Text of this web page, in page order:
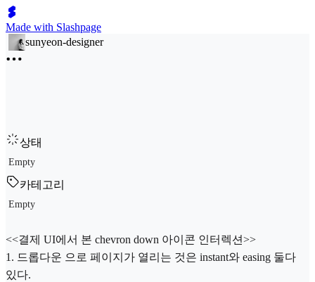
Made with Slashpage
sunyeon-designer
상태
Empty
카테고리
Empty
<<결제 UI에서 본 chevron down 아이콘 인터렉션>>
1. 드롭다운 으로 페이지가 열리는 것은 instant와 easing 둘다
있다.